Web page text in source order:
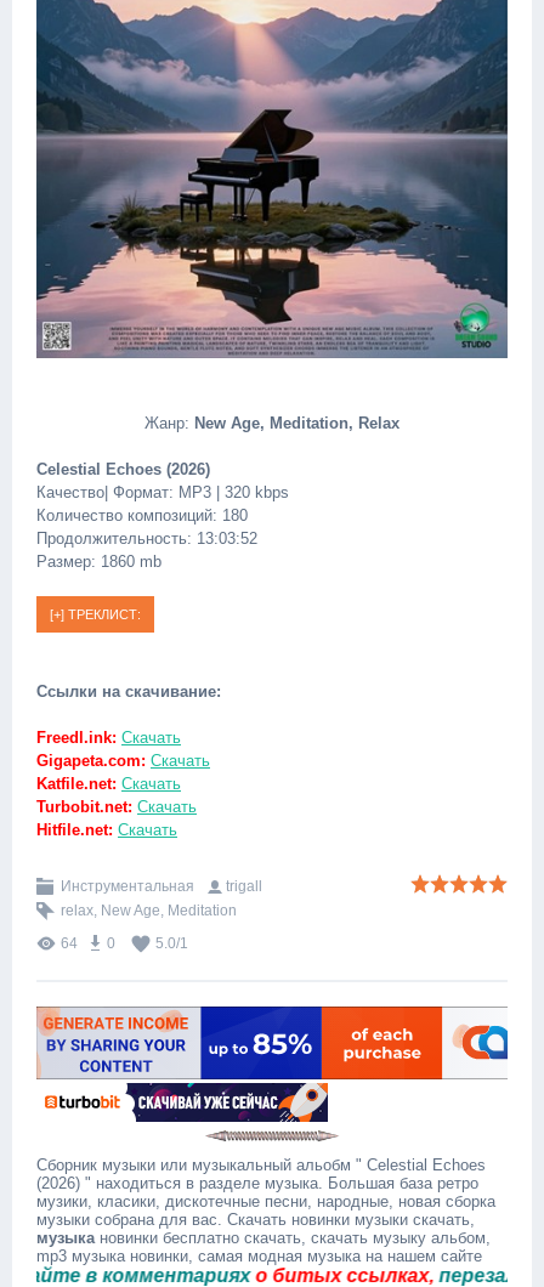
Жанр: New Age, Meditation, Relax
Celestial Echoes (2026)
Качество| Формат: MP3 | 320 kbps
Количество композиций: 180
Продолжительность: 13:03:52
Размер: 1860 mb
Ссылки на скачивание:
Freedl.ink: Скачать
Gigapeta.com: Скачать
Katfile.net: Скачать
Turbobit.net: Скачать
Hitfile.net: Скачать
Инструментальная
trigall
relax, New Age, Meditation
64
0 5.0/1
Сборник музыки или музыкальный альобм " Celestial Echoes
(2026) " находиться в разделе музыка. Большая база ретро
музики, класики, дискотечные песни, народные, новая сборка
музыки собрана для вас. Скачать новинки музыки скачать,
музыкановинки бесплатно скачать, скачать музыку альбом,
mp3 музыка новинки, самая модная музыка на нашем сайте
в комментарияхо битых ссылках,перезальём